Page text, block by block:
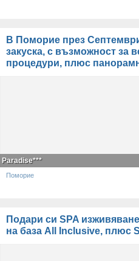
В Поморие през
закуска, с възможност за
процедури, плюс
Paradise***
Поморие
Подари си SPA
на база All Inclusive, плюс